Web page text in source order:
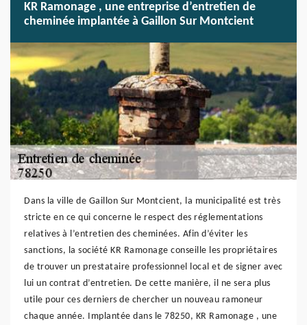
KR Ramonage , une entreprise d’entretien de
cheminée implantée à Gaillon Sur Montcient
Dans la ville de Gaillon Sur Montcient, la municipalité est très
stricte en ce qui concerne le respect des réglementations
relatives à l’entretien des cheminées. Afin d’éviter les
sanctions, la société KR Ramonage conseille les propriétaires
de trouver un prestataire professionnel local et de signer avec
lui un contrat d’entretien. De cette manière, il ne sera plus
utile pour ces derniers de chercher un nouveau ramoneur
chaque année. Implantée dans le 78250, KR Ramonage , une